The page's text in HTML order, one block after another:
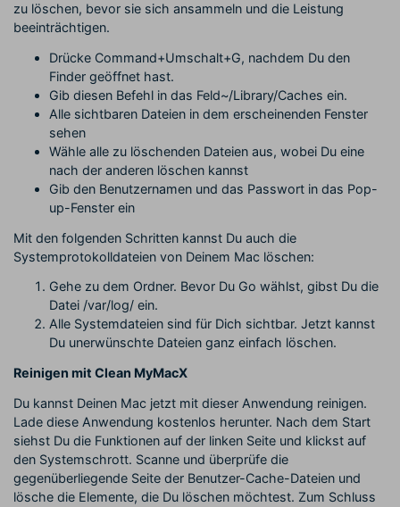
zu löschen, bevor sie sich ansammeln und die Leistung
beeinträchtigen.
Drücke Command+Umschalt+G, nachdem Du den
Finder geöffnet hast.
Gib diesen Befehl in das Feld~/Library/Caches ein.
Alle sichtbaren Dateien in dem erscheinenden Fenster
sehen
Wähle alle zu löschenden Dateien aus, wobei Du eine
nach der anderen löschen kannst
Gib den Benutzernamen und das Passwort in das Pop-
up-Fenster ein
Mit den folgenden Schritten kannst Du auch die
Systemprotokolldateien von Deinem Mac löschen:
Gehe zu dem Ordner. Bevor Du Go wählst, gibst Du die
Datei /var/log/ ein.
Alle Systemdateien sind für Dich sichtbar. Jetzt kannst
Du unerwünschte Dateien ganz einfach löschen.
Reinigen mit Clean MyMacX
Du kannst Deinen Mac jetzt mit dieser Anwendung reinigen.
Lade diese Anwendung kostenlos herunter. Nach dem Start
siehst Du die Funktionen auf der linken Seite und klickst auf
den Systemschrott. Scanne und überprüfe die
gegenüberliegende Seite der Benutzer-Cache-Dateien und
lösche die Elemente, die Du löschen möchtest. Zum Schluss